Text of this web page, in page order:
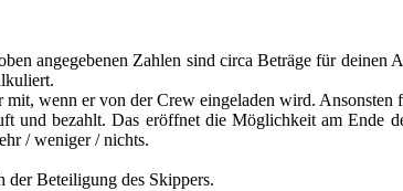
angegebenen Zahlen sind circa Beträge für deinen
wenn er von der Crew eingeladen wird. Ansonsten
bezahlt. Das eröffnet die Möglichkeit am Ende
/ weniger / nichts.
der Beteiligung des Skippers.